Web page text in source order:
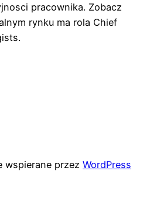
pracownika. Zobacz
rynku ma rola Chief
wspierane przez WordPress